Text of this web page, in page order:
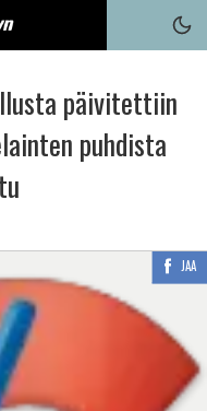
päivitettiin
puhdista
JAA